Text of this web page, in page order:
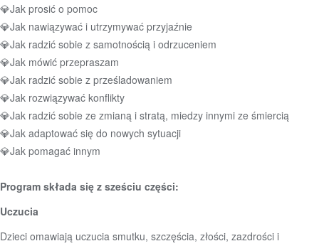
💎Jak prosić o pomoc
💎Jak nawiązywać i utrzymywać przyjaźnie
💎Jak radzić sobie z samotnością i odrzuceniem
💎Jak mówić przepraszam
💎Jak radzić sobie z prześladowaniem
💎Jak rozwiązywać konflikty
💎Jak radzić sobie ze zmianą i stratą, miedzy innymi ze śmiercią
💎Jak adaptować się do nowych sytuacji
💎Jak pomagać innym
Program składa się z sześciu części:
Uczucia
Dzieci omawiają uczucia smutku, szczęścia, złości, zazdrości i